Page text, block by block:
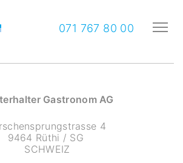
071 767 80 00
Gastronom AG
4
9464 Rüthi / SG
SCHWEIZ